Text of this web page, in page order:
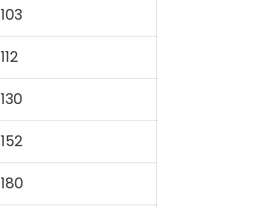
103
112
130
152
180